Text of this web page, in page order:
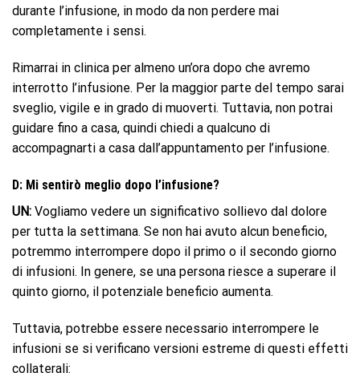
durante l’infusione, in modo da non perdere mai
completamente i sensi.
Rimarrai in clinica per almeno un’ora dopo che avremo
interrotto l’infusione. Per la maggior parte del tempo sarai
sveglio, vigile e in grado di muoverti. Tuttavia, non potrai
guidare fino a casa, quindi chiedi a qualcuno di
accompagnarti a casa dall’appuntamento per l’infusione.
D: Mi sentirò meglio dopo l’infusione?
UN: Vogliamo vedere un significativo sollievo dal dolore
per tutta la settimana. Se non hai avuto alcun beneficio,
potremmo interrompere dopo il primo o il secondo giorno
di infusioni. In genere, se una persona riesce a superare il
quinto giorno, il potenziale beneficio aumenta.
Tuttavia, potrebbe essere necessario interrompere le
infusioni se si verificano versioni estreme di questi effetti
collaterali: